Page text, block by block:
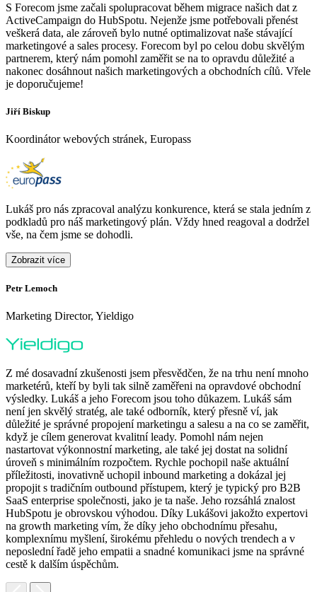
S Forecom jsme začali spolupracovat během migrace našich dat z
ActiveCampaign do HubSpotu. Nejenže jsme potřebovali přenést
veškerá data, ale zároveň bylo nutné optimalizovat naše stávající
marketingové a sales procesy. Forecom byl po celou dobu skvělým
partnerem, který nám pomohl zaměřit se na to opravdu důležité a
nakonec dosáhnout našich marketingových a obchodních cílů. Vřele
je doporučujeme!
Jiří Biskup
Koordinátor webových stránek, Europass
Lukáš pro nás zpracoval analýzu konkurence, která se stala jedním z
podkladů pro náš marketingový plán. Vždy hned reagoval a dodržel
vše, na čem jsme se dohodli.
Zobrazit více
Petr Lemoch
Marketing Director, Yieldigo
Z mé dosavadní zkušenosti jsem přesvědčen, že na trhu není mnoho
marketérů, kteří by byli tak silně zaměřeni na opravdové obchodní
výsledky. Lukáš a jeho Forecom jsou toho důkazem. Lukáš sám
není jen skvělý stratég, ale také odborník, který přesně ví, jak
důležité je správné propojení marketingu a salesu a na co se zaměřit,
když je cílem generovat kvalitní leady. Pomohl nám nejen
nastartovat výkonnostní marketing, ale také jej dostat na solidní
úroveň s minimálním rozpočtem. Rychle pochopil naše aktuální
příležitosti, inovativně uchopil inbound marketing a dokázal jej
propojit s tradičním outbound přístupem, který je typický pro B2B
SaaS enterprise společnosti, jako je ta naše. Jeho rozsáhlá znalost
HubSpotu je obrovskou výhodou. Díky Lukášovi jakožto expertovi
na growth marketing vím, že díky jeho obchodnímu přesahu,
komplexnímu myšlení, širokému přehledu o nových trendech a v
neposlední řadě jeho empatii a snadné komunikaci jsme na správné
cestě k dalším úspěchům.